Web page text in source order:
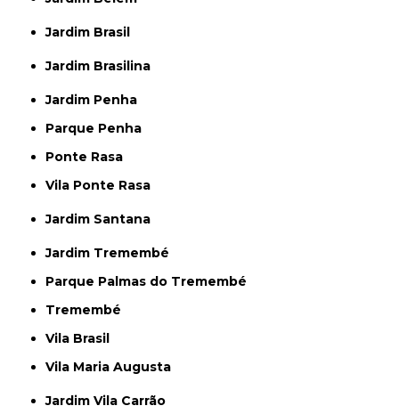
Jardim Brasil
Jardim Brasilina
Jardim Penha
Parque Penha
Ponte Rasa
Vila Ponte Rasa
Jardim Santana
Jardim Tremembé
Parque Palmas do Tremembé
Tremembé
Vila Brasil
Vila Maria Augusta
Jardim Vila Carrão